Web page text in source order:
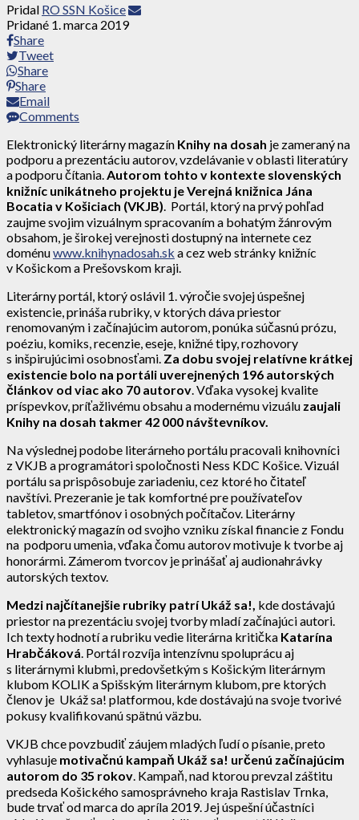
Pridal RO SSN Košice
Pridané 1. marca 2019
Share
Tweet
Share
Share
Email
Comments
Elektronický literárny magazín Knihy na dosah je zameraný na
podporu a prezentáciu autorov, vzdelávanie v oblasti literatúry
a podporu čítania. Autorom tohto v kontexte slovenských
knižníc unikátneho projektu je Verejná knižnica Jána
Bocatia v Košiciach (VKJB) . Portál, ktorý na prvý pohľad
zaujme svojim vizuálnym spracovaním a bohatým žánrovým
obsahom, je širokej verejnosti dostupný na internete cez
doménuwww.knihynadosah.sk a cez web stránky knižníc
v Košickom a Prešovskom kraji.
Literárny portál, ktorý oslávil 1. výročie svojej úspešnej
existencie, prináša rubriky, v ktorých dáva priestor
renomovaným i začínajúcim autorom, ponúka súčasnú prózu,
poéziu, komiks, recenzie, eseje, knižné tipy, rozhovory
s inšpirujúcimi osobnosťami. Za dobu svojej relatívne krátkej
existencie bolo na portáli uverejnených 196 autorských
článkov od viac ako 70 autorov . Vďaka vysokej kvalite
príspevkov, príťažlivému obsahu a modernému vizuálu zaujali
Knihy na dosah takmer 42 000 návštevníkov.
Na výslednej podobe literárneho portálu pracovali knihovníci
z VKJB a programátori spoločnosti Ness KDC Košice. Vizuál
portálu sa prispôsobuje zariadeniu, cez ktoré ho čitateľ
navštívi. Prezeranie je tak komfortné pre používateľov
tabletov, smartfónov i osobných počítačov. Literárny
elektronický magazín od svojho vzniku získal financie z Fondu
na podporu umenia, vďaka čomu autorov motivuje k tvorbe aj
honorármi. Zámerom tvorcov je prinášať aj audionahrávky
autorských textov.
Medzi najčítanejšie rubriky patrí Ukáž sa!, kde dostávajú
priestor na prezentáciu svojej tvorby mladí začínajúci autori.
Ich texty hodnotí a rubriku vedie literárna kritička Katarína
Hrabčáková . Portál rozvíja intenzívnu spoluprácu aj
s literárnymi klubmi, predovšetkým s Košickým literárnym
klubom KOLIK a Spišským literárnym klubom, pre ktorých
členov je Ukáž sa! platformou, kde dostávajú na svoje tvorivé
pokusy kvalifikovanú spätnú väzbu.
VKJB chce povzbudiť záujem mladých ľudí o písanie, preto
vyhlasuje motivačnú kampaň Ukáž sa! určenú začínajúcim
autorom do 35 rokov . Kampaň, nad ktorou prevzal záštitu
predseda Košického samosprávneho kraja Rastislav Trnka,
bude trvať od marca do apríla 2019. Jej úspešní účastníci